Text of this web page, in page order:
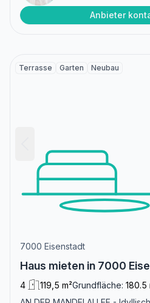
Anbieter
Terrasse Garten Neubau
7000 Eisenstadt
Haus mieten in 7000
4 119,5 m²Grundfläche: 180.5